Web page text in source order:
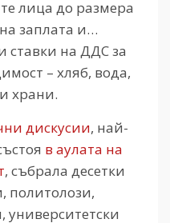
лица до размера
заплата и…
ставки на ДДС за
– хляб, вода,
храни.
дискусии, най-
в аулата на
, събрала десетки
политолози,
университетски